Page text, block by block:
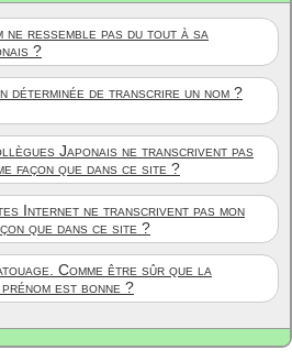
ne ressemble pas du tout à sa
?
déterminée de transcrire un nom ?
Japonais ne transcrivent pas
façon que dans ce site ?
Internet ne transcrivent pas mon
que dans ce site ?
Comme être sûr que la
est bonne ?